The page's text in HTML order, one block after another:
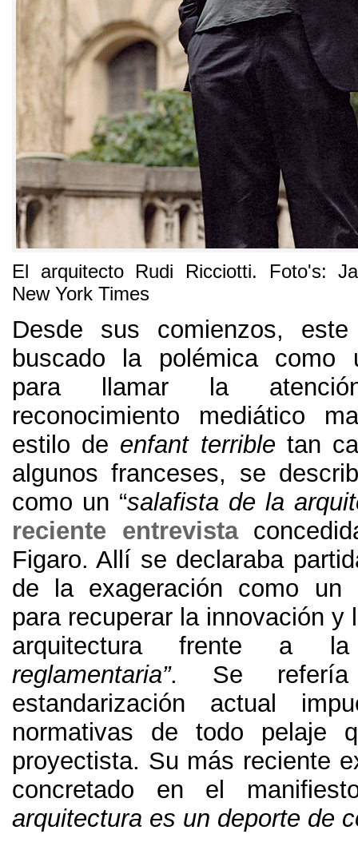
El arquitecto Rudi Ricciotti. Foto's:
New York Times
Desde sus comienzos,
buscado la polémica como
para llamar la
reconocimiento mediático
estilo de enfant terrible tan
algunos franceses, se
como un “salafista de la
reciente entrevista
Figaro.Allí se declaraba
de la exageración como un
para recuperar la innovación y
arquitectura frente a
reglamentaria”. Se
estandarización actual
normativas de todo pelaje
proyectista. Su más reciente
concretado en el
arquitectura es un deporte de